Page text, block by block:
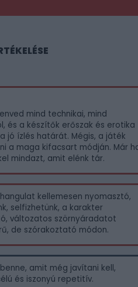
mind technikai, mind
és a készítők erőszak és erotika
jó ízlés határát. Mégis, a játék
a maga kifacsart módján. Már
mindazt, amit elénk tár.
kellemesen nyomasztó,
selfizhetünk, a karakter
változatos szörnyáradatot
de szórakoztató módon.
amit még javítani kell,
és iszonyú repetitív.